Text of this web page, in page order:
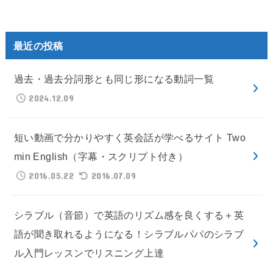
最近の投稿
過去・過去分詞形とも同じ形になる動詞一覧
2024.12.09
短い動画で分かりやすく英会話が学べるサイト Two
min English（字幕・スクリプト付き）
2016.05.22
2016.07.09
シラブル（音節）で英語のリズム感を良くする＋英
語が聞き取れるようになる！シラブルパパのシラブ
ル入門レッスンでリスニング上達